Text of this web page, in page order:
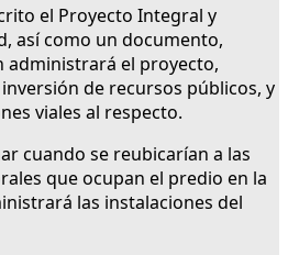
el Proyecto Integral y
así como un documento,
administrará el proyecto,
de recursos públicos, y
viales al respecto.
cuando se reubicarían a las
que ocupan el predio en la
las instalaciones del